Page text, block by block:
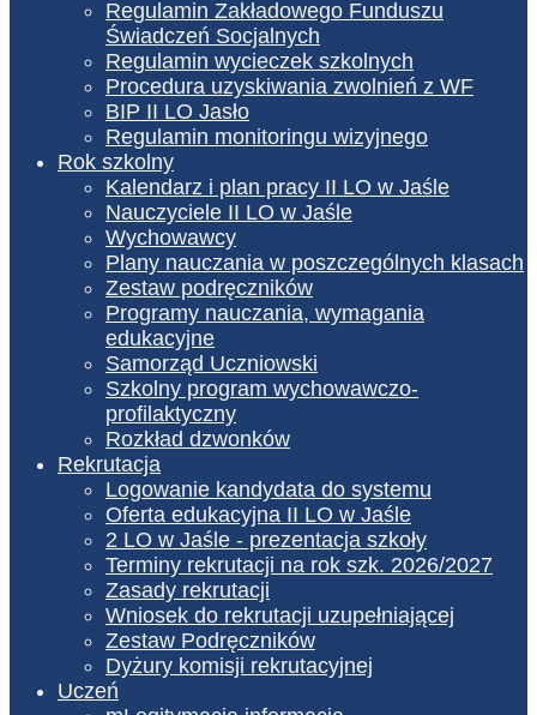
Regulamin Zakładowego Funduszu
Świadczeń Socjalnych
Regulamin wycieczek szkolnych
Procedura uzyskiwania zwolnień z WF
BIP II LO Jasło
Regulamin monitoringu wizyjnego
Rok szkolny
Kalendarz i plan pracy II LO w Jaśle
Nauczyciele II LO w Jaśle
Wychowawcy
Plany nauczania w poszczególnych klasach
Zestaw podręczników
Programy nauczania, wymagania
edukacyjne
Samorząd Uczniowski
Szkolny program wychowawczo-
profilaktyczny
Rozkład dzwonków
Rekrutacja
Logowanie kandydata do systemu
Oferta edukacyjna II LO w Jaśle
2 LO w Jaśle - prezentacja szkoły
Terminy rekrutacji na rok szk. 2026/2027
Zasady rekrutacji
Wniosek do rekrutacji uzupełniającej
Zestaw Podręczników
Dyżury komisji rekrutacyjnej
Uczeń